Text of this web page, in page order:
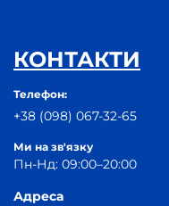
КОНТАКТИ
Телефон:
+38 (098) 067-32-65
Ми на зв'язку
Пн-Нд: 09:00–20:00
Адреса